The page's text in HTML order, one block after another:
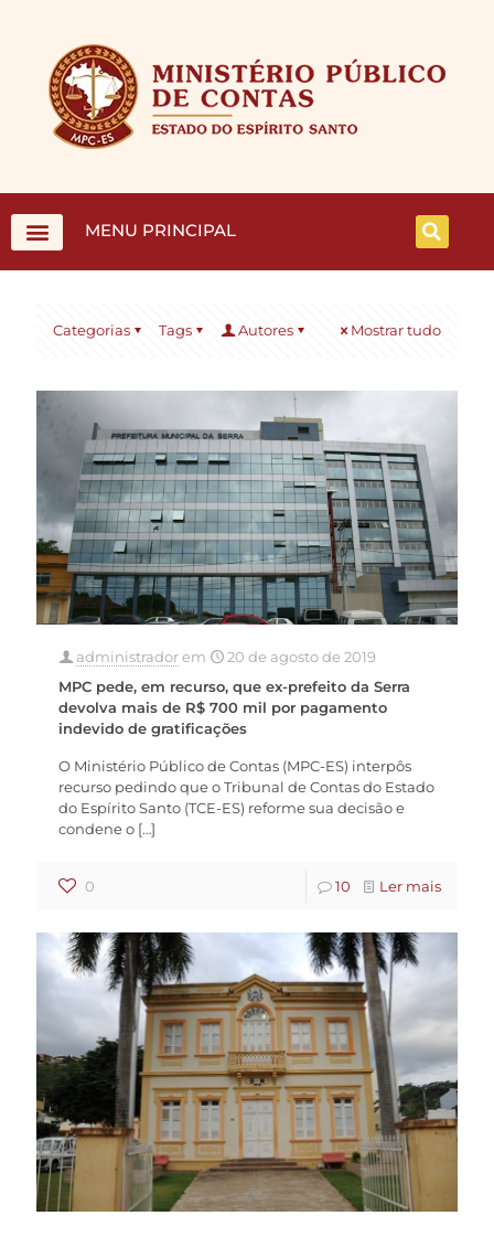
MENU PRINCIPAL
Categorias Tags Autores Mostrar tudo
administradorem
20 de agosto de 2019
MPC pede, em recurso, que ex-prefeito da Serra
devolva mais de R$ 700 mil por pagamento
indevido de gratificações
O Ministério Público de Contas (MPC-ES) interpôs
recurso pedindo que o Tribunal de Contas do Estado
do Espírito Santo (TCE-ES) reforme sua decisão e
condene o […]
0 10 Ler mais